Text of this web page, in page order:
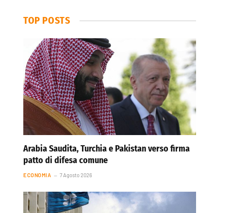
TOP POSTS
Arabia Saudita, Turchia e Pakistan verso firma
patto di difesa comune
ECONOMIA 7 Agosto 2026